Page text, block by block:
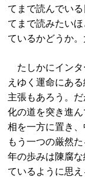
てまで読んでい
てまで読みたい
ているかどうか。
たしかにインタ
えゆく運命にあ
主張もあろう。
化の道を突き進
相を一方に置き
もう一つの厳然
年の歩みは陳腐
ているように思え